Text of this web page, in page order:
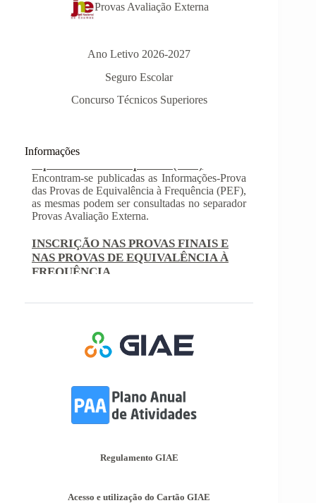
Provas Avaliação Externa
Ano Letivo 2026-2027
Seguro Escolar
Concurso Técnicos Superiores
Informações
INSCRIÇÃO NAS PROVAS FINAIS E
NAS PROVAS DE EQUIVALÊNCIA À
FREQUÊNCIA
Com a publicação da Norma 1 do JNE – Júri
Nacional de Exames, ficaram definidos os
prazos para inscrição nas provas finais e nas
provas de equivalência à frequência, para
alunos autopropostos do ensino básico.
Nos termos do Artigo 36º da Portaria nº 223-
A/2018, de 3 de Agosto, são afixadas hoje, dia
18 de junho de 2026, as pautas de avaliação do
Informações-Prova Provas de
Equivalência à Frequência (PEF)
Encontram-se publicadas as Informações-Prova
Provas Avaliação Externa.
Regulamento GIAE
Acesso e utilização do Cartão GIAE